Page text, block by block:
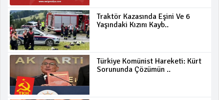
Traktör Kazasında Eşini Ve 6
Yaşındaki Kızını Kayb..
Türkiye Komünist Hareketi: Kürt
Sorununda Çözümün ..